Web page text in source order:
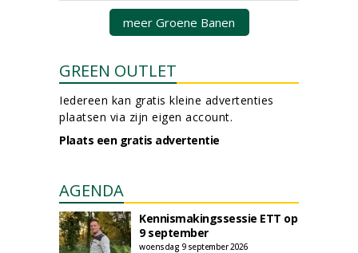
meer Groene Banen
GREEN OUTLET
Iedereen kan gratis kleine advertenties
plaatsen via zijn eigen account.
Plaats een gratis advertentie
AGENDA
Kennismakingssessie ETT op
9 september
woensdag 9 september 2026